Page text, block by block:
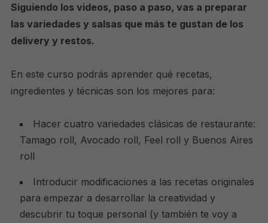
Siguiendo los videos, paso a paso, vas a preparar
las variedades y salsas que más te gustan de los
delivery y restos.
En este curso podrás aprender qué recetas,
ingredientes y técnicas son los mejores para:
Hacer cuatro variedades clásicas de restaurante:
Tamago roll, Avocado roll, Feel roll y Buenos Aires
roll
Introducir modificaciones a las recetas originales
para empezar a desarrollar la creatividad y
descubrir tu toque personal (y también te voy a